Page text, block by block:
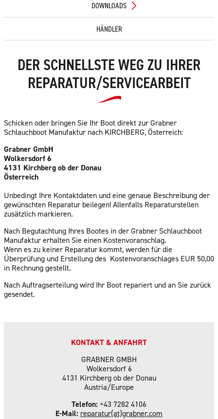
DOWNLOADS
HÄNDLER
DER SCHNELLSTE WEG ZU IHRER
REPARATUR/SERVICEARBEIT
Schicken oder bringen Sie Ihr Boot direkt zur Grabner
Schlauchboot Manufaktur nach KIRCHBERG, Österreich:
Grabner GmbH
Wolkersdorf 6
4131 Kirchberg ob der Donau
Österreich
Unbedingt Ihre Kontaktdaten und eine genaue Beschreibung der
gewünschten Reparatur beilegen! Allenfalls Reparaturstellen
zusätzlich markieren.
Nach Begutachtung Ihres Bootes in der Grabner Schlauchboot
Manufaktur erhalten Sie einen Kostenvoranschlag.
Wenn es zu keiner Reparatur kommt, werden für die
Überprüfung und Erstellung des Kostenvoranschlages EUR 50,00
in Rechnung gestellt.
Nach Auftragserteilung wird Ihr Boot repariert und an Sie zurück
gesendet.
KONTAKT & ANFAHRT
GRABNER GMBH
Wolkersdorf 6
4131 Kirchberg ob der Donau
Austria/Europe
Telefon:+43 7282 4106
E-Mail: reparatur(at)grabner.com